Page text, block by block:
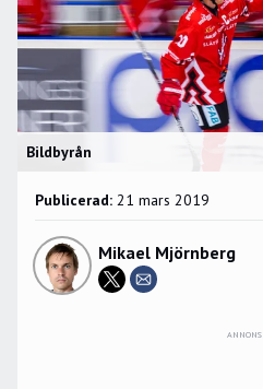
Bildbyrån
Publicerad: 21 mars 2019
Mikael Mjörnberg
ANNONS